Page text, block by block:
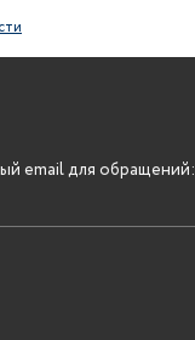
email для обращений: